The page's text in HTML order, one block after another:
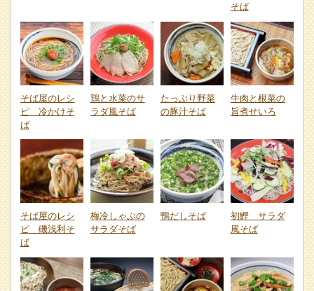
そば
そば屋のレシ
ピ 冷かけそ
ば
鶏と水菜のサ
ラダ風そば
たっぷり野菜
の豚汁そば
牛肉と根菜の
旨煮せいろ
そば屋のレシ
ピ 磯浅利そ
ば
梅冷しゃぶの
サラダそば
鴨だしそば
初鰹 サラダ
風そば